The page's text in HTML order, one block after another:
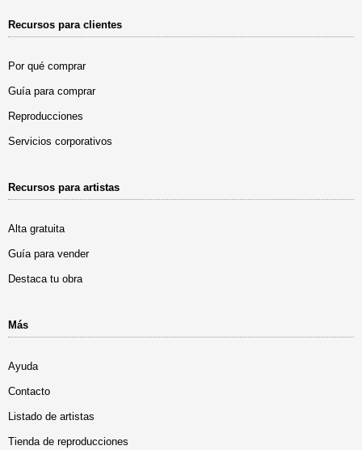
Recursos para clientes
Por qué comprar
Guía para comprar
Reproducciones
Servicios corporativos
Recursos para artistas
Alta gratuita
Guía para vender
Destaca tu obra
Más
Ayuda
Contacto
Listado de artistas
Tienda de reproducciones